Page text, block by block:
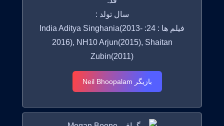
سال تولد :
فیلم ها : 24: India Aditya Singhania(2013-
2016), NH10 Arjun(2015), Shaitan
Zubin(2011)
بازیگر Neil Bhoopalam